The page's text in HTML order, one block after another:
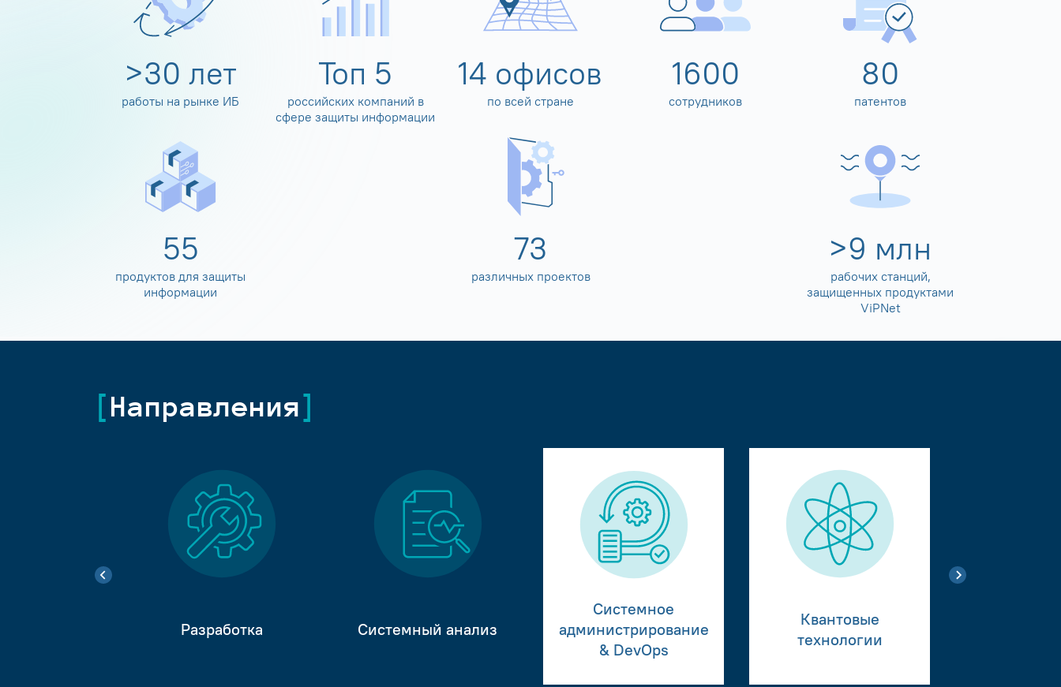
>30 лет
работы на рынке ИБ
Топ 5
российских компаний в
сфере защиты информации
14 офисов
по всей стране
1600
сотрудников
80
патентов
60
продуктов для защиты
информации
80
различных проектов
>10 млн
рабочих станций,
защищенных продуктами
ViPNet
Направления
Разработка Системный анализ
Системное
администрирование
& DevOps
Квантовые
технологии